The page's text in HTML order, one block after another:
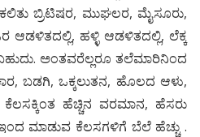
ಬ್ರಿಟಿಷರ, ಮುಘಲರ, ಮೈಸೂರು,
ಆಡಳಿತದಲ್ಲಿ, ಹಳ್ಳಿ ಆಡಳಿತದಲ್ಲಿ, ಲೆಕ್ಕ
ಅಂತವರೆಲ್ಲರೂ ತಲೆಮಾರಿನಿಂದ
ಬಡಗಿ, ಒಕ್ಕಲುತನ, ಹೊಲದ ಆಳು,
ಹೆಚ್ಚಿನ ವರಮಾನ, ಹೆಸರು
ಇಂದ ಮಾಡುವ ಕೆಲಸಗಳಿಗೆ ಬೆಲೆ ಹೆಚ್ಚು .